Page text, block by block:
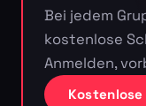
Bei jedem
kostenlose
Anmelden,